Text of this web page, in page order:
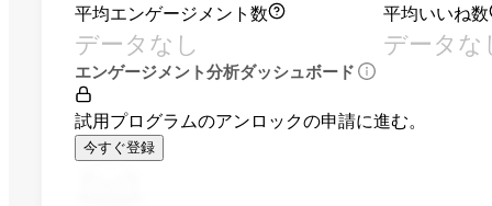
平均エンゲージメント数
データなし
平均いいね数
データな
エンゲージメント分析ダッシュボード
試用プログラムのアンロックの申請に進む。
今すぐ登録